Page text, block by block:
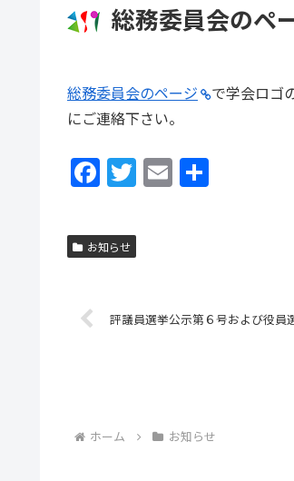
総務委員会のペ
総務委員会のページ
で学会ロゴ
にご連絡下さい。
F
c
e
o
T E
お知らせ
評議員選挙公示第６号および役員
ホーム お知らせ